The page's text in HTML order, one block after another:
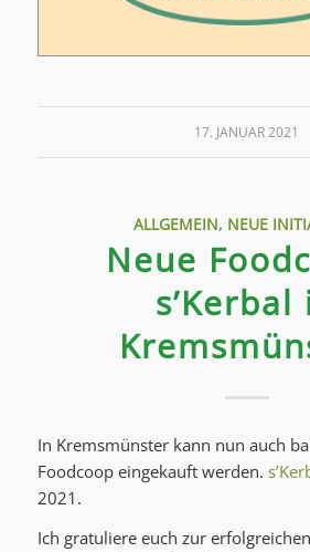
17. JANUAR 2021
ALLGEMEIN, NEUE
Neue
s’Kerbal
In Kremsmünster kann nun auch
Foodcoop eingekauft werden.
2021.
Ich gratuliere euch zur